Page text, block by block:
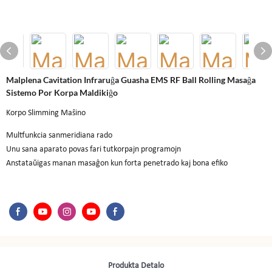
Malplena Cavitation Infraruĝa Guasha EMS RF Ball Rolling Masaĝa
Sistemo Por Korpa Maldikiĝo
Korpo Slimming Maŝino
Multfunkcia sanmeridiana rado
Unu sana aparato povas fari tutkorpajn programojn
Anstataŭigas manan masaĝon kun forta penetrado kaj bona efiko
Produkta Detalo